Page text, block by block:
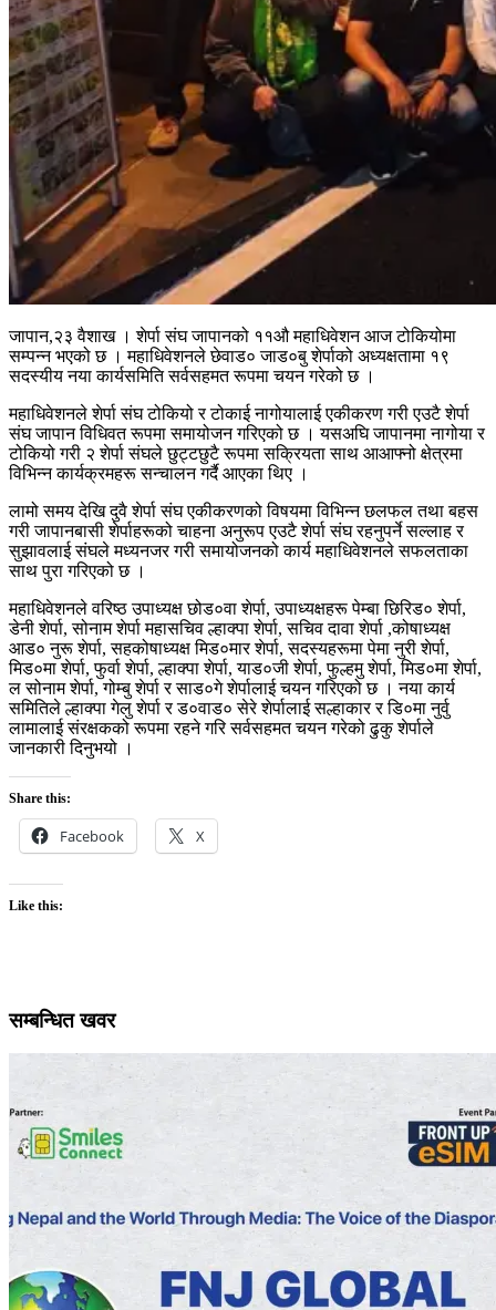
जापान,२३ वैशाख । शेर्पा संघ जापानको ११औ महाधिवेशन आज टोकियोमा
सम्पन्न भएको छ । महाधिवेशनले छेवाड० जाड०बु शेर्पाको अध्यक्षतामा १९
सदस्यीय नया कार्यसमिति सर्वसहमत रूपमा चयन गरेको छ ।
महाधिवेशनले शेर्पा संघ टोकियो र टोकाई नागोयालाई एकीकरण गरी एउटै शेर्पा
संघ जापान विधिवत रूपमा समायोजन गरिएको छ । यसअघि जापानमा नागोया र
टोकियो गरी २ शेर्पा संघले छुट्टछुटै रूपमा सक्रियता साथ आआफ्नो क्षेत्रमा
विभिन्न कार्यक्रमहरू सन्चालन गर्दै आएका थिए ।
लामो समय देखि दुवै शेर्पा संघ एकीकरणको विषयमा विभिन्न छलफल तथा बहस
गरी जापानबासी शेर्पाहरूको चाहना अनुरूप एउटै शेर्पा संघ रहनुपर्ने सल्लाह र
सुझावलाई संघले मध्यनजर गरी समायोजनको कार्य महाधिवेशनले सफलताका
साथ पुरा गरिएको छ ।
महाधिवेशनले वरिष्ठ उपाध्यक्ष छोड०वा शेर्पा, उपाध्यक्षहरू पेम्बा छिरिड० शेर्पा,
डेनी शेर्पा, सोनाम शेर्पा महासचिव ल्हाक्पा शेर्पा, सचिव दावा शेर्पा ,कोषाध्यक्ष
आड० नुरू शेर्पा, सहकोषाध्यक्ष मिड०मार शेर्पा, सदस्यहरूमा पेमा नुरी शेर्पा,
मिड०मा शेर्पा, फुर्वा शेर्पा, ल्हाक्पा शेर्पा, याड०जी शेर्पा, फुल्हमु शेर्पा, मिड०मा शेर्पा,
ल सोनाम शेर्पा, गोम्बु शेर्पा र साड०गे शेर्पालाई चयन गरिएको छ । नया कार्य
समितिले ल्हाक्पा गेलु शेर्पा र ड०वाड० सेरे शेर्पालाई सल्हाकार र डि०मा नुर्वु
लामालाई संरक्षकको रूपमा रहने गरि सर्वसहमत चयन गरेको ढुकु शेर्पाले
जानकारी दिनुभयो ।
Share this:
Facebook X
Like this:
सम्बन्धित खवर